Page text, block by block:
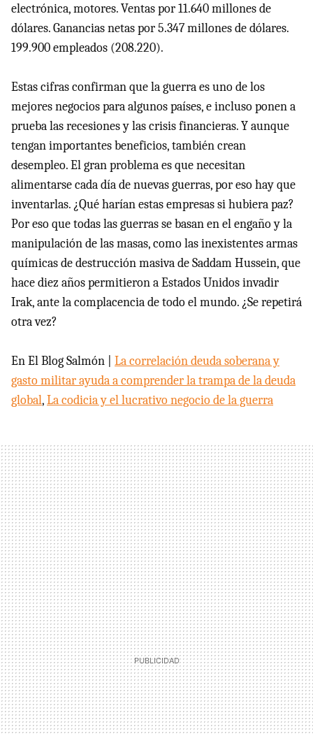
electrónica, motores. Ventas por 11.640 millones de
dólares. Ganancias netas por 5.347 millones de dólares.
199.900 empleados (208.220).
Estas cifras confirman que la guerra es uno de los
mejores negocios para algunos países, e incluso ponen a
prueba las recesiones y las crisis financieras. Y aunque
tengan importantes beneficios, también crean
desempleo. El gran problema es que necesitan
alimentarse cada día de nuevas guerras, por eso hay que
inventarlas. ¿Qué harían estas empresas si hubiera paz?
Por eso que todas las guerras se basan en el engaño y la
manipulación de las masas, como las inexistentes armas
químicas de destrucción masiva de Saddam Hussein, que
hace diez años permitieron a Estados Unidos invadir
Irak, ante la complacencia de todo el mundo. ¿Se repetirá
otra vez?
En El Blog Salmón | La correlación deuda soberana y
gasto militar ayuda a comprender la trampa de la deuda
global,La codicia y el lucrativo negocio de la guerra